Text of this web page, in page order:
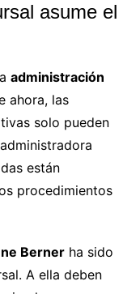
asume el
administración
ahora, las
solo pueden
están
procedimientos
Bernerha sido
A ella deben